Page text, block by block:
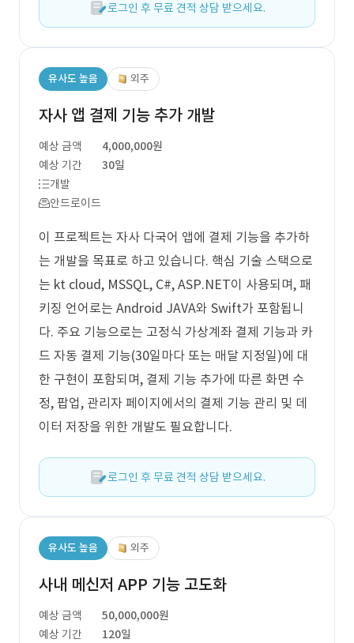
로그인 후 무료 견적 상담 받으세요.
유사도 높음 외주
자사 앱 결제 기능 추가 개발
예상 금액
4,000,000원
예상 기간
30일
개발
안드로이드
이 프로젝트는 자사 다국어 앱에 결제 기능을 추가하
는 개발을 목표로 하고 있습니다. 핵심 기술 스택으로
는 kt cloud, MSSQL, C#, ASP.NET이 사용되며, 패
키징 언어로는 Android JAVA와 Swift가 포함됩니
다. 주요 기능으로는 고정식 가상계좌 결제 기능과 카
드 자동 결제 기능(30일마다 또는 매달 지정일)에 대
한 구현이 포함되며, 결제 기능 추가에 따른 화면 수
정, 팝업, 관리자 페이지에서의 결제 기능 관리 및 데
이터 저장을 위한 개발도 필요합니다.
로그인 후 무료 견적 상담 받으세요.
유사도 높음 외주
사내 메신저 APP 기능 고도화
예상 금액
50,000,000원
예상 기간
120일